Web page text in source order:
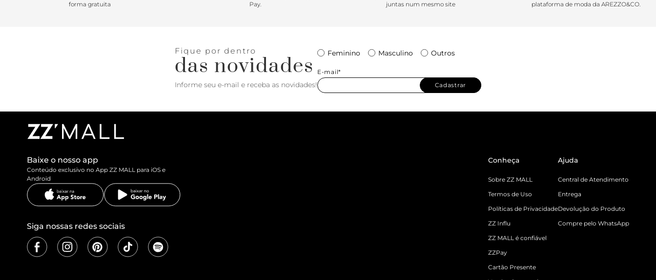
forma gratuita
Pay.
juntas num mesmo site
plataforma de moda da AREZZO&CO.
Fique por dentro
das novidades
Informe seu e-mail e receba as novidades!
Feminino Masculino Outros
E-mail*
Cadastrar
Baixe o nosso app
Conteúdo exclusivo no App ZZ MALL para iOS e
Android
Siga nossas redes sociais
Conheça
Sobre ZZ MALL
Termos de Uso
Políticas de Privacidade
ZZ Influ
ZZ MALL é confiável
ZZPay
Cartão Presente
Ajuda
Central de Atendimento
Entrega
Devolução do Produto
Compre pelo WhatsApp